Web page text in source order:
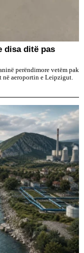
disa ditë pas
perëndimore vetëm pak
aeroportin e Leipzigut.